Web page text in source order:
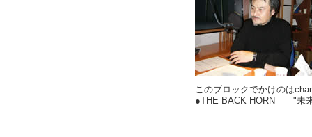
このブロックでかけのは
●THE BACK HORN "未